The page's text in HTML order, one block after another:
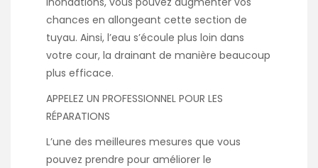
chances en allongeant cette section de
tuyau. Ainsi, l’eau s’écoule plus loin dans
votre cour, la drainant de manière beaucoup
plus efficace.
APPELEZ UN PROFESSIONNEL POUR LES
RÉPARATIONS
L’une des meilleures mesures que vous
pouvez prendre pour améliorer le